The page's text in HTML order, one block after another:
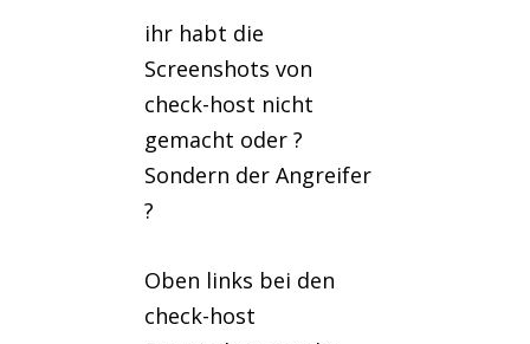
ihr habt die
Screenshots von
check-host nicht
gemacht oder ?
Sondern der Angreifer
?
Oben links bei den
check-host